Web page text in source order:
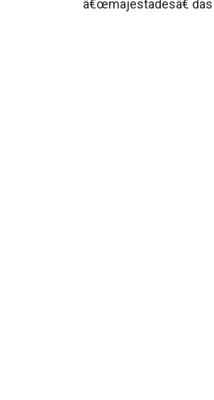
â€œmajestadesâ€